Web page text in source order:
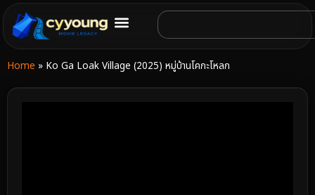
Home » Ko Ga Loak Village (2025) หมู่บ้านโคกะโหลก